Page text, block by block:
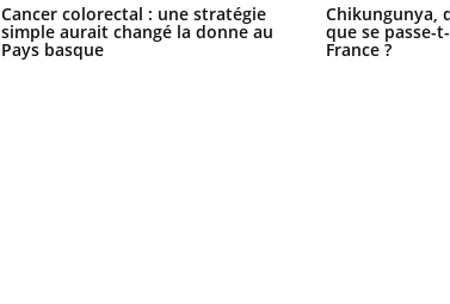
Cancer colorectal : une stratégie
simple aurait changé la donne au
Pays basque
Chikungunya,
que se passe-
France ?